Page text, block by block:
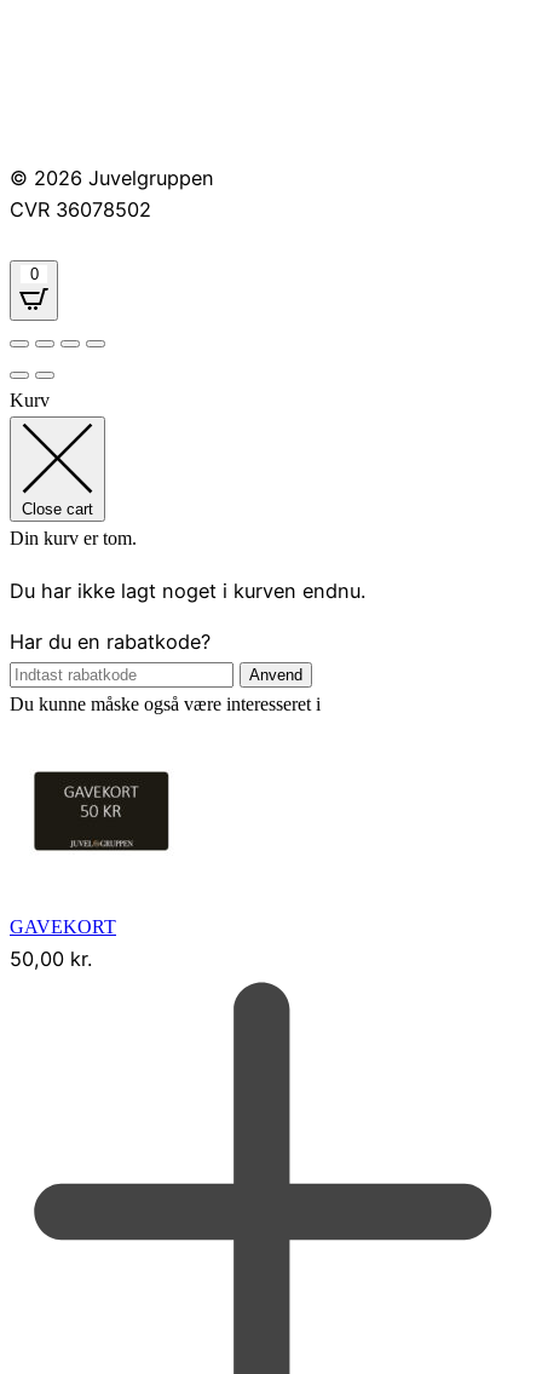
© 2026 Juvelgruppen
CVR 36078502
0
Kurv
Close cart
Din kurv er tom.
Du har ikke lagt noget i kurven endnu.
Har du en rabatkode?
Anvend
Du kunne måske også være interesseret i
GAVEKORT
50,00 kr.